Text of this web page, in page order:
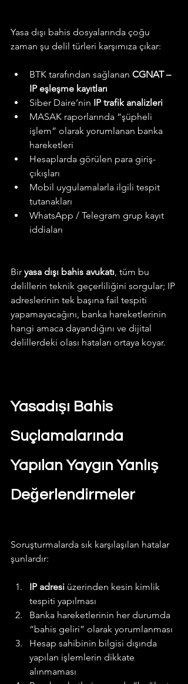
Yasa dışı bahis dosyalarında çoğu
zaman şu delil türleri karşımıza çıkar:
BTK tarafından sağlanan CGNAT –
IP eşleşme kayıtları
Siber Daire’nin IP trafik analizleri
MASAK raporlarında “şüpheli
işlem” olarak yorumlanan banka
hareketleri
Hesaplarda görülen para giriş-
çıkışları
Mobil uygulamalarla ilgili tespit
tutanakları
WhatsApp / Telegram grup kayıt
iddiaları
Bir yasa dışı bahis avukatı, tüm bu
delillerin teknik geçerliliğini sorgular; IP
adreslerinin tek başına fail tespiti
yapamayacağını, banka hareketlerinin
hangi amaca dayandığını ve dijital
delillerdeki olası hataları ortaya koyar.
Yasadışı Bahis
Suçlamalarında
Yapılan Yaygın Yanlış
Değerlendirmeler
Soruşturmalarda sık karşılaşılan hatalar
şunlardır:
IP adresi üzerinden kesin kimlik
tespiti yapılması
Banka hareketlerinin her durumda
“bahis geliri” olarak yorumlanması
Hesap sahibinin bilgisi dışında
yapılan işlemlerin dikkate
alınmaması